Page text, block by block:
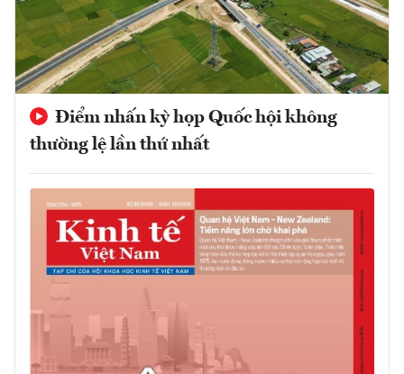
Điểm nhấn kỳ họp Quốc hội không
thường lệ lần thứ nhất